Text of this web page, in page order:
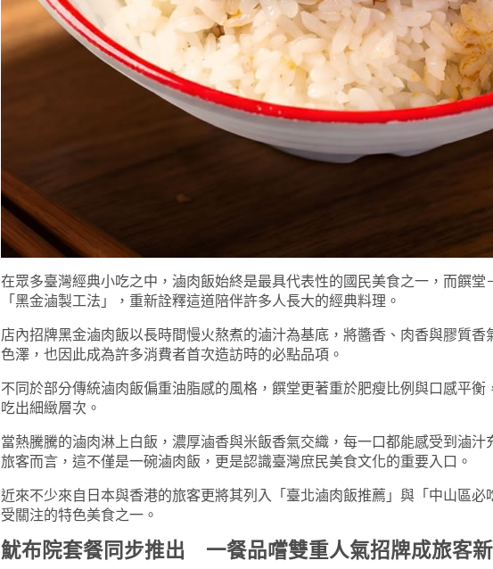
在眾多臺灣經典小吃之中，滷肉飯始終是最具代表性的國民美食之一，而饌堂
「黑金滷製工法」，重新詮釋這道陪伴許多人長大的經典料理。
店內招牌黑金滷肉飯以長時間慢火熬煮的滷汁為基底，將醬香、肉香與膠質
色澤，也因此成為許多消費者首次造訪時的必點品項。
不同於部分傳統滷肉飯偏重油脂感的風格，饌堂更著重於肥瘦比例與口感平
吃出細緻層次。
當熱騰騰的滷肉淋上白飯，濃厚滷香與米飯香氣交織，每一口都能感受到滷
旅客而言，這不僅是一碗滷肉飯，更是認識臺灣庶民美食文化的重要入口。
近來不少來自日本與香港的旅客更將其列入「臺北滷肉飯推薦」與「中山區
受關注的特色美食之一。
魷布院套餐同步推出 一餐品嚐雙重人氣招牌成旅客